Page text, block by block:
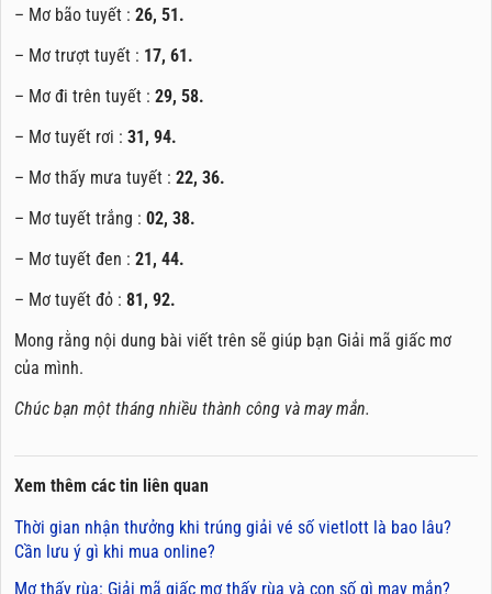
– Mơ bão tuyết : 26, 51.
– Mơ trượt tuyết : 17, 61.
– Mơ đi trên tuyết : 29, 58.
– Mơ tuyết rơi : 31, 94.
– Mơ thấy mưa tuyết : 22, 36.
– Mơ tuyết trắng : 02, 38.
– Mơ tuyết đen : 21, 44.
– Mơ tuyết đỏ : 81, 92.
Mong rằng nội dung bài viết trên sẽ giúp bạn Giải mã giấc mơ
của mình.
Chúc bạn một tháng nhiều thành công và may mắn.
Xem thêm các tin liên quan
Thời gian nhận thưởng khi trúng giải vé số vietlott là bao lâu?
Cần lưu ý gì khi mua online?
Mơ thấy rùa: Giải mã giấc mơ thấy rùa và con số gì may mắn?